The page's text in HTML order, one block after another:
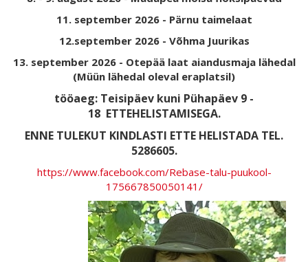
11. september 2026 - Pärnu taimelaat
12.september 2026 - Võhma Juurikas
13. september 2026 - Otepää laat aiandusmaja lähedal
(Müün lähedal oleval eraplatsil)
tööaeg: Teisipäev kuni Pühapäev 9 -
18 ETTEHELISTAMISEGA.
ENNE TULEKUT KINDLASTI ETTE HELISTADA TEL.
5286605.
https://www.facebook.com/Rebase-talu-puukool-
175667850050141/